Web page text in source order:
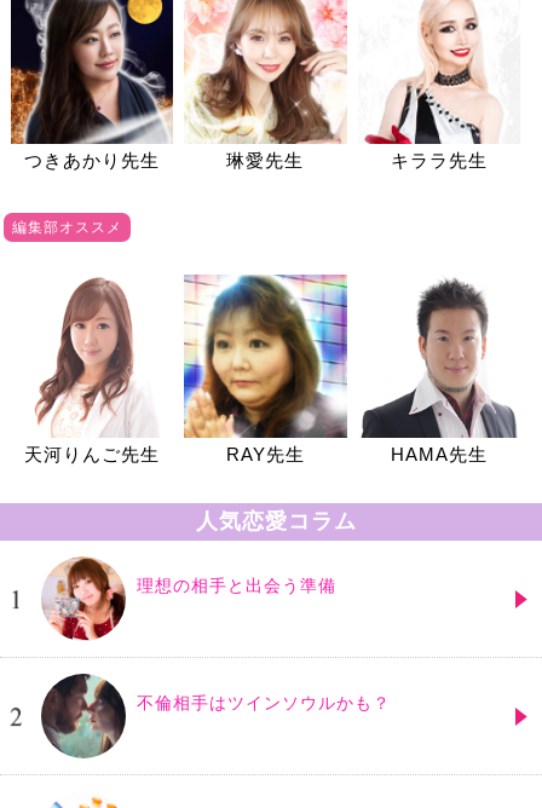
つきあかり先生 琳愛先生 キララ先生
編集部オススメ
天河りんご先生 RAY先生 HAMA先生
人気恋愛コラム
理想の相手と出会う準備
不倫相手はツインソウルかも？